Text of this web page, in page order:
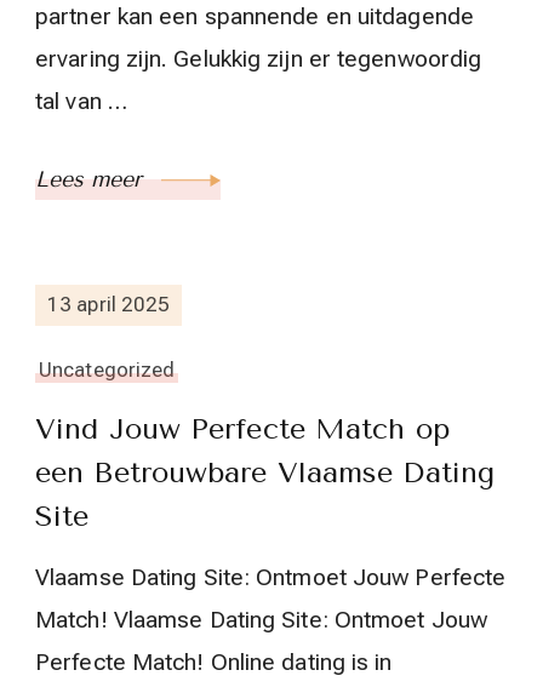
partner kan een spannende en uitdagende
ervaring zijn. Gelukkig zijn er tegenwoordig
tal van …
Lees meer
13 april 2025
Uncategorized
Vind Jouw Perfecte Match op
een Betrouwbare Vlaamse Dating
Site
Vlaamse Dating Site: Ontmoet Jouw Perfecte
Match! Vlaamse Dating Site: Ontmoet Jouw
Perfecte Match! Online dating is in